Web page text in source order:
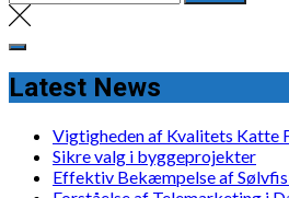
Latest News
Vigtigheden af Kvalitets Katte
Sikre valg i byggeprojekter
Effektiv Bekæmpelse af